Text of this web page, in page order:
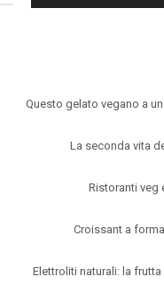
Questo gelato vegano a
La seconda vita
Ristoranti veg
Croissant a
Elettroliti naturali: la